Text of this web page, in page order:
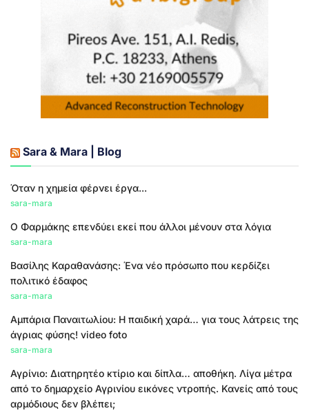
Sara & Mara | Blog
Όταν η χημεία φέρνει έργα...
sara-mara
Ο Φαρμάκης επενδύει εκεί που άλλοι μένουν στα λόγια
sara-mara
Βασίλης Καραθανάσης: Ένα νέο πρόσωπο που κερδίζει
πολιτικό έδαφος
sara-mara
Αμπάρια Παναιτωλίου: Η παιδική χαρά… για τους λάτρεις της
άγριας φύσης! video foto
sara-mara
Αγρίνιο: Διατηρητέο κτίριο και δίπλα… αποθήκη. Λίγα μέτρα
από το δημαρχείο Αγρινίου εικόνες ντροπής. Κανείς από τους
αρμόδιους δεν βλέπει;